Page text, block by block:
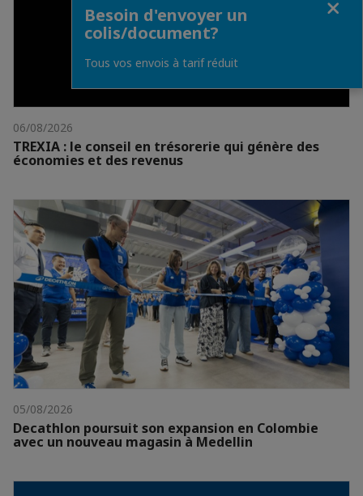
06/08/2026
TREXIA : le conseil en trésorerie qui génère des
économies et des revenus
05/08/2026
Decathlon poursuit son expansion en Colombie
avec un nouveau magasin à Medellin
Besoin d'envoyer un
colis/document?
Tous vos envois à tarif réduit